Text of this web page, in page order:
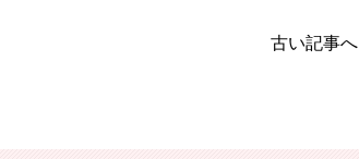
古い記事へ